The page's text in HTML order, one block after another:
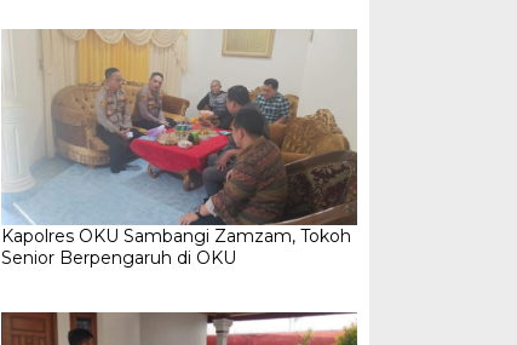
Kapolres OKU Sambangi Zamzam, Tokoh
Senior Berpengaruh di OKU